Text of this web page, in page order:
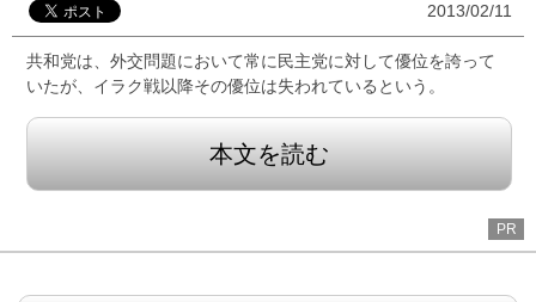
2013/02/11
共和党は、外交問題において常に民主党に対して優位を誇って
いたが、イラク戦以降その優位は失われているという。
本文を読む
PR